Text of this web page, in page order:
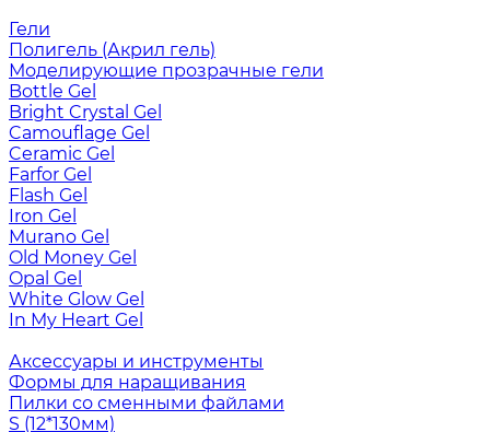
Гели
Полигель (Акрил гель)
Моделирующие прозрачные гели
Bottle Gel
Bright Crystal Gel
Camouflage Gel
Ceramic Gel
Farfor Gel
Flash Gel
Iron Gel
Murano Gel
Old Money Gel
Opal Gel
White Glow Gel
In My Heart Gel
Аксессуары и инструменты
Формы для наращивания
Пилки со сменными файлами
S (12*130мм)